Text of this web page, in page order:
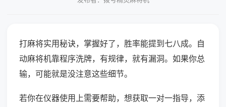
打麻将实用秘诀，掌握好了，胜率能提到七八成。自
动麻将机靠程序洗牌，有规律，就有漏洞。如果你总
输，可能就是没注意这些细节。
若你在仪器使用上需要帮助，想获取一对一指导，添